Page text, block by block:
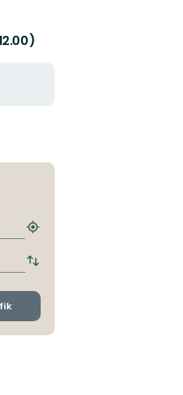
Hitta
hållplats
Byt
och